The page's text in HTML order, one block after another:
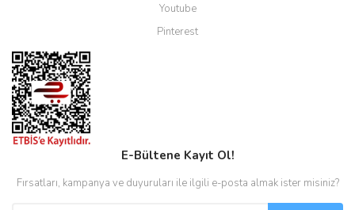
Youtube
Pinterest
E-Bültene Kayıt Ol!
Fırsatları, kampanya ve duyuruları ile ilgili e-posta almak ister misiniz?